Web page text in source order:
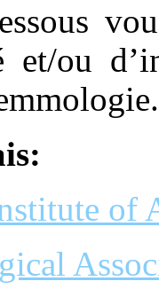
et/ou
of